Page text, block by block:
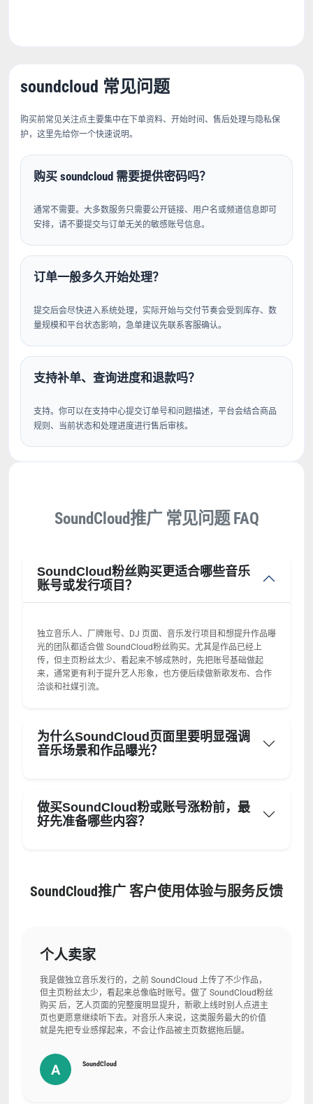
soundcloud 常见问题
购买前常见关注点主要集中在下单资料、开始时间、售后处理与隐私保
护，这里先给你一个快速说明。
购买 soundcloud 需要提供密码吗？
通常不需要。大多数服务只需要公开链接、用户名或频道信息即可
安排，请不要提交与订单无关的敏感账号信息。
订单一般多久开始处理？
提交后会尽快进入系统处理，实际开始与交付节奏会受到库存、数
量规模和平台状态影响，急单建议先联系客服确认。
支持补单、查询进度和退款吗？
支持。你可以在支持中心提交订单号和问题描述，平台会结合商品
规则、当前状态和处理进度进行售后审核。
SoundCloud推广 常见问题 FAQ
SoundCloud粉丝购买更适合哪些音乐
账号或发行项目？
独立音乐人、厂牌账号、DJ 页面、音乐发行项目和想提升作品曝
光的团队都适合做 SoundCloud粉丝购买。尤其是作品已经上
传，但主页粉丝太少、看起来不够成熟时，先把账号基础做起
来，通常更有利于提升艺人形象，也方便后续做新歌发布、合作
洽谈和社媒引流。
为什么SoundCloud页面里要明显强调
音乐场景和作品曝光？
做买SoundCloud粉或账号涨粉前，最
好先准备哪些内容？
SoundCloud推广 客户使用体验与服务反馈
个人卖家
我是做独立音乐发行的，之前 SoundCloud 上传了不少作品，
但主页粉丝太少，看起来总像临时账号。做了 SoundCloud粉丝
购买 后，艺人页面的完整度明显提升，新歌上线时别人点进主
页也更愿意继续听下去。对音乐人来说，这类服务最大的价值
就是先把专业感撑起来，不会让作品被主页数据拖后腿。
A SoundCloud